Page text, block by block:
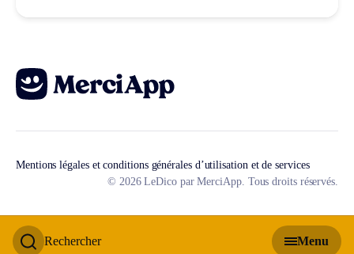
Rechercher Menu
Mentions légales et conditions générales d’utilisation et de services
© 2026 LeDico par MerciApp. Tous droits réservés.